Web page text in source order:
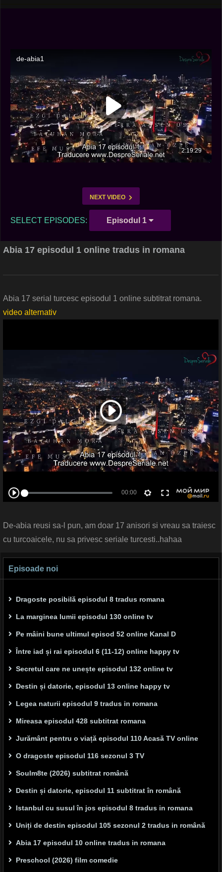
NEXT VIDEO
SELECT EPISODES: Episodul 1
Abia 17 episodul 1 online tradus in romana
Abia 17 serial turcesc episodul 1 online subtitrat romana.
video alternativ
De-abia reusi sa-l pun, am doar 17 anisori si vreau sa traiesc
cu turcoaicele, nu sa privesc seriale turcesti..hahaa
Episoade noi
Dragoste posibilă episodul 8 tradus romana
La marginea lumii episodul 130 online tv
Pe mâini bune ultimul episod 52 online Kanal D
Între iad și rai episodul 6 (11-12) online happy tv
Secretul care ne unește episodul 132 online tv
Destin și datorie, episodul 13 online happy tv
Legea naturii episodul 9 tradus in romana
Mireasa episodul 428 subtitrat romana
Jurământ pentru o viață episodul 110 Acasă TV online
O dragoste episodul 116 sezonul 3 TV
Soulm8te (2026) subtitrat română
Destin și datorie, episodul 11 subtitrat în română
Istanbul cu susul în jos episodul 8 tradus in romana
Uniți de destin episodul 105 sezonul 2 tradus in română
Abia 17 episodul 10 online tradus in romana
Preschool (2026) film comedie